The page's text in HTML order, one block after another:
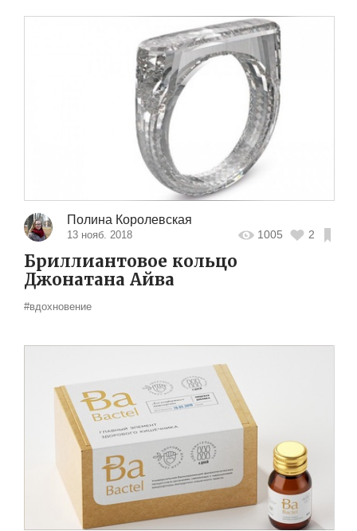
Полина Королевская
13 нояб. 2018 1005 2
Бриллиантовое кольцо
Джонатана Айва
#вдохновение